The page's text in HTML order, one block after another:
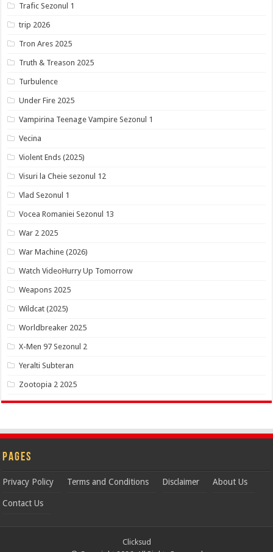
Trafic Sezonul 1
trip 2026
Tron Ares 2025
Truth & Treason 2025
Turbulence
Under Fire 2025
Vampirina Teenage Vampire Sezonul 1
Vecina
Violent Ends (2025)
Visuri la Cheie sezonul 12
Vlad Sezonul 1
Vocea Romaniei Sezonul 13
War 2 2025
War Machine (2026)
Watch VideoHurry Up Tomorrow
Weapons 2025
Wildcat (2025)
Worldbreaker 2025
X-Men 97 Sezonul 2
Yeralti Subteran
Zootopia 2 2025
Pages
Privacy Policy Terms and Conditions Disclaimer About Us
Contact Us
Clicksud